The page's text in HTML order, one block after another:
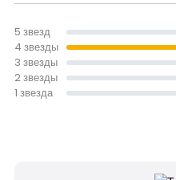
5 звезд
4 звезды
3 звезды
2 звезды
1 звезда